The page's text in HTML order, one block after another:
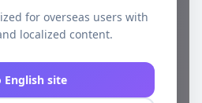
for overseas users with
localized content.
English site